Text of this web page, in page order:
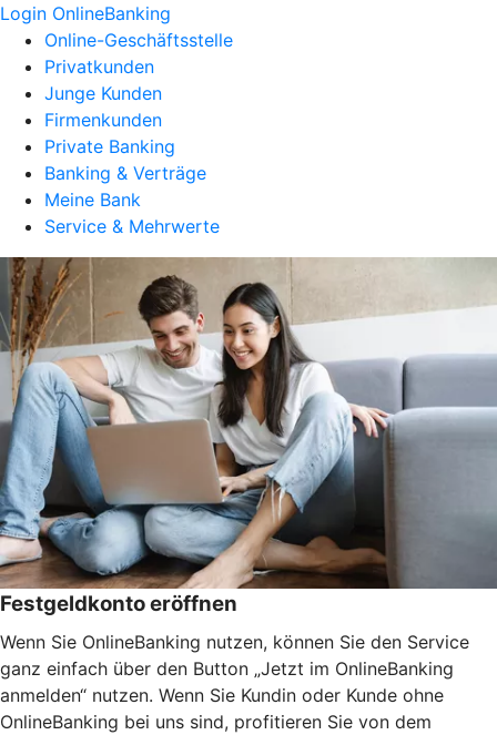
Login OnlineBanking
Online-Geschäftsstelle
Privatkunden
Junge Kunden
Firmenkunden
Private Banking
Banking & Verträge
Meine Bank
Service & Mehrwerte
Festgeldkonto eröffnen
Wenn Sie OnlineBanking nutzen, können Sie den Service
ganz einfach über den Button „Jetzt im OnlineBanking
anmelden“ nutzen. Wenn Sie Kundin oder Kunde ohne
OnlineBanking bei uns sind, profitieren Sie von dem